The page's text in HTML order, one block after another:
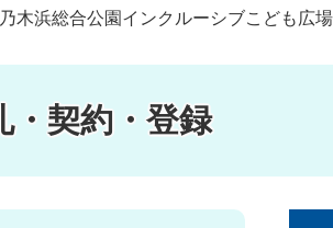
乃木浜総合公園インクルーシブこども広
・契約・登録